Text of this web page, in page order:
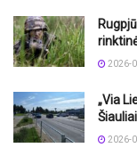
2026-
„Via
2026-